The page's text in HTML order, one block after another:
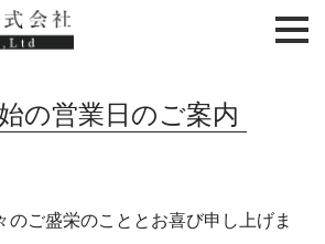
の営業日のご案内
のご盛栄のこととお喜び申し上げま